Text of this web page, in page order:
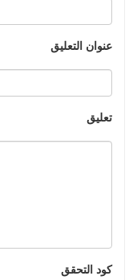
عنوان التعليق
تعليق
كود التحقق